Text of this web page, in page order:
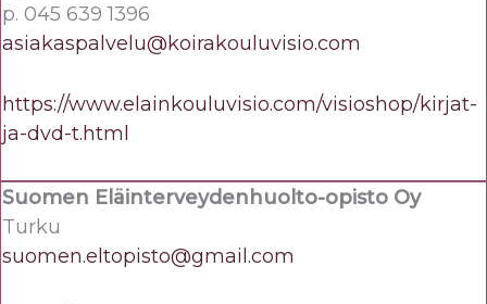
p. 045 639 1396
asiakaspalvelu@koirakouluvisio.com
https://www.elainkouluvisio.com/visioshop/kirjat-
ja-dvd-t.html
Suomen Eläinterveydenhuolto-opisto Oy
Turku
suomen.eltopisto@gmail.com